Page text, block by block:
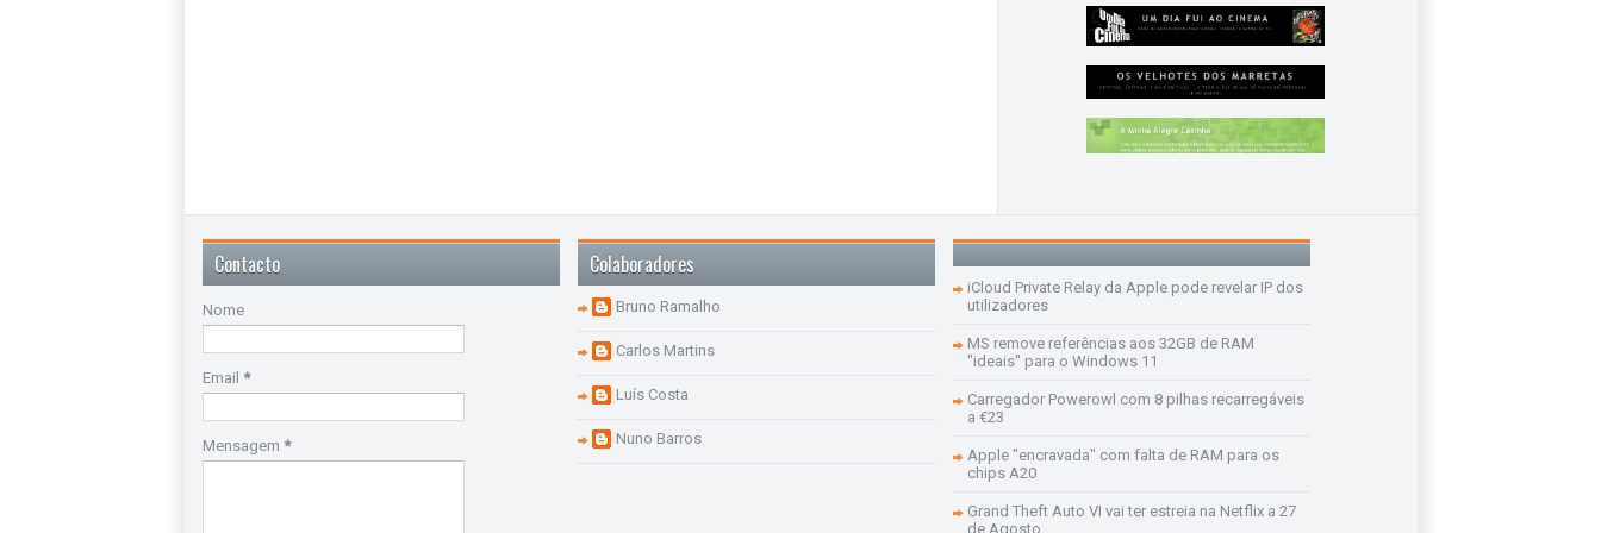
Contacto
Nome
Email *
Mensagem *
Colaboradores
Bruno Ramalho
Carlos Martins
Luís Costa
Nuno Barros
iCloud Private Relay da Apple pode revelar IP dos
utilizadores
MS remove referências aos 32GB de RAM
"ideais" para o Windows 11
Carregador Powerowl com 8 pilhas recarregáveis
a €23
Apple "encravada" com falta de RAM para os
chips A20
Grand Theft Auto VI vai ter estreia na Netflix a 27
de Agosto